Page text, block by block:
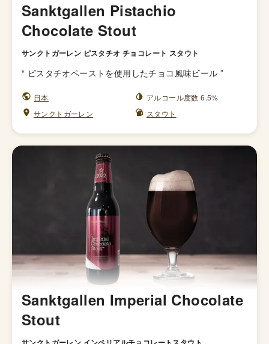
Sanktgallen Pistachio
Chocolate Stout
サンクトガーレン ピスタチオ チョコレート スタウト
“ ピスタチオペーストを使用したチョコ風味ビール ”
日本
アルコール度数 6.5%
サンクトガーレン
スタウト
Sanktgallen Imperial Chocolate
Stout